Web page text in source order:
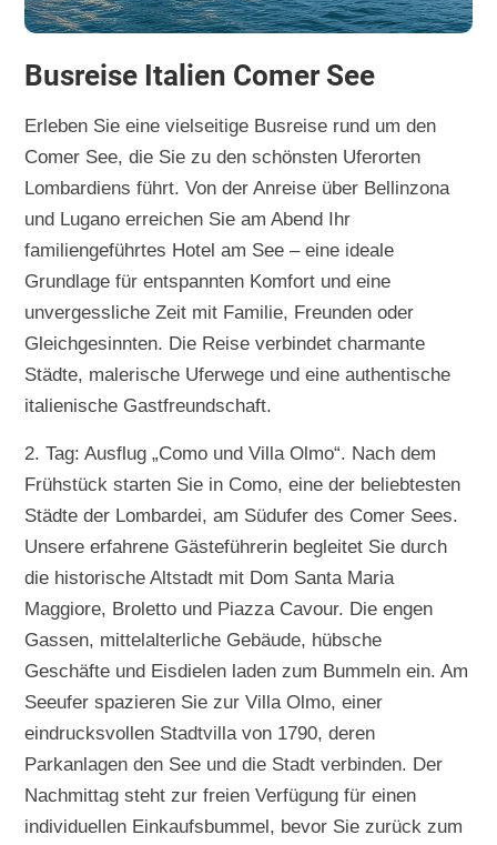
Busreise Italien Comer See
Erleben Sie eine vielseitige Busreise rund um den
Comer See, die Sie zu den schönsten Uferorten
Lombardiens führt. Von der Anreise über Bellinzona
und Lugano erreichen Sie am Abend Ihr
familiengeführtes Hotel am See – eine ideale
Grundlage für entspannten Komfort und eine
unvergessliche Zeit mit Familie, Freunden oder
Gleichgesinnten. Die Reise verbindet charmante
Städte, malerische Uferwege und eine authentische
italienische Gastfreundschaft.
2. Tag: Ausflug „Como und Villa Olmo“. Nach dem
Frühstück starten Sie in Como, eine der beliebtesten
Städte der Lombardei, am Südufer des Comer Sees.
Unsere erfahrene Gästeführerin begleitet Sie durch
die historische Altstadt mit Dom Santa Maria
Maggiore, Broletto und Piazza Cavour. Die engen
Gassen, mittelalterliche Gebäude, hübsche
Geschäfte und Eisdielen laden zum Bummeln ein. Am
Seeufer spazieren Sie zur Villa Olmo, einer
eindrucksvollen Stadtvilla von 1790, deren
Parkanlagen den See und die Stadt verbinden. Der
Nachmittag steht zur freien Verfügung für einen
individuellen Einkaufsbummel, bevor Sie zurück zum